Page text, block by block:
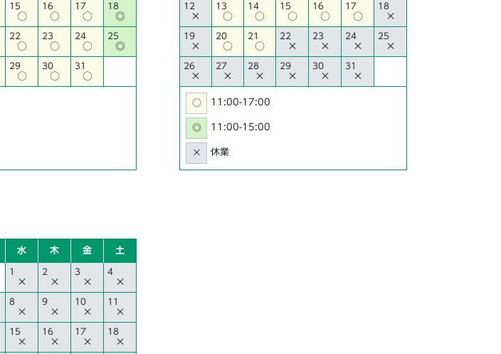
15
○
16
○
17
○
18
◎
22
○
23
○
24
○
25
◎
29
○
30
○
31
○
12
×
13
○
14
○
15
○
16
○
17
○
18
×
19
×
20
○
21
○
22
×
23
×
24
×
25
×
26
×
27
×
28
×
29
×
30
×
31
×
○ 11:00-17:00
◎ 11:00-15:00
× 休業
水 木 金 土
1
×
2
×
3
×
4
×
8
×
9
×
10
×
11
×
15
×
16
×
17
×
18
×